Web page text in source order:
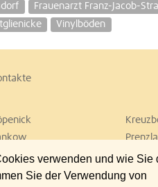
verwenden und wie Sie
Sie der Verwendung von
Frauenarzt Franz-Jacob-
Vinylböden